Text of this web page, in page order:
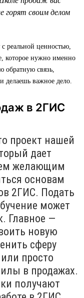
горят своим делом
реальной ценностью,
которое нужно именно
обратную связь,
важное дело.
в 2ГИС
проект нашей
дает
желающим
основам
2ГИС. Подать
может
Главное —
новую
сферу
просто
в продажах.
получают